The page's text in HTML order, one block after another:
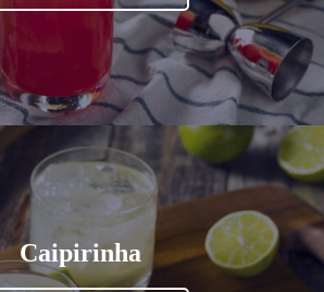
Caipirinha